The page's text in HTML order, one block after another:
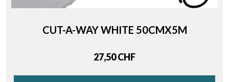
CUT-A-WAY WHITE 50CMX5M
Price
27,50 CHF